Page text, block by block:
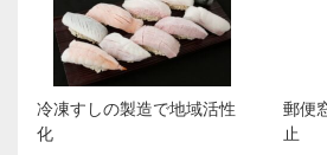
冷凍すしの製造で地域活性
化
郵便
止